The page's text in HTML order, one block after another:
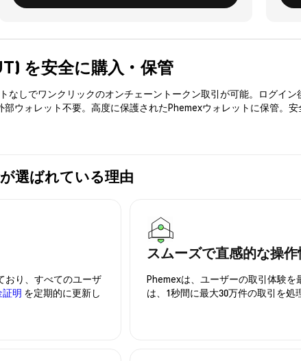
を安全に購入・保管
なしでワンクリックのオンチェーントークン取引が可能。ログイン
ウォレット不要。高度に保護されたPhemexウォレットに保管。
選ばれている理由
おり、すべてのユーザ
証明 を定期的に更新し
スムーズで直感的な操作
Phemexは、ユーザーの取引体験
は、1秒間に最大30万件の取引を処